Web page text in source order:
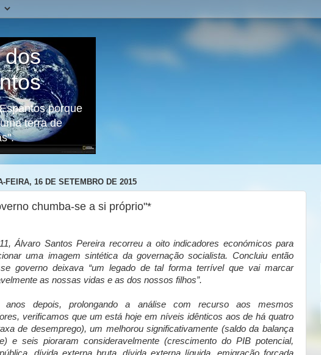
dos
porque
terra de
FEIRA, 16 DE SETEMBRO DE 2015
chumba-se a si próprio"*
Álvaro Santos Pereira recorreu a oito indicadores económicos para
uma imagem sintética da governação socialista. Concluiu então
governo deixava “um legado de tal forma terrível que vai marcar
as nossas vidas e as dos nossos filhos”.
anos depois, prolongando a análise com recurso aos mesmos
verificamos que um está hoje em níveis idênticos aos de há quatro
de desemprego), um melhorou significativamente (saldo da balança
e seis pioraram consideravelmente (crescimento do PIB potencial,